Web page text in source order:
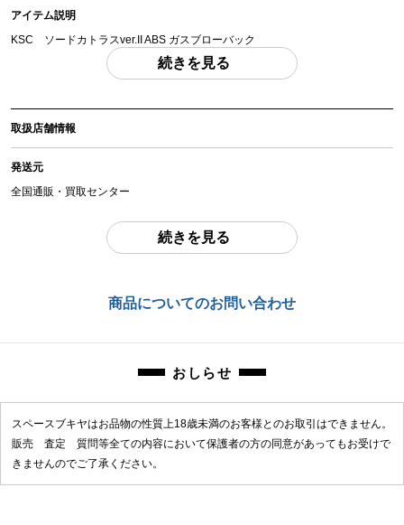
アイテム説明
KSC ソードカトラスver.II ABS ガスブローバック
「付属品」・・・ 写真に写っているものが全てです。 （撮影、運搬備品は除
アイテム状態
中古：B（使用感少な目/小キズ、ヨゴレ少々）
す。発射動作確認済み（0.2gBB弾：0.724J～85.13m/s程度）中古品で現状品
となりますので内容や状態をよくご確認の上ご検討ください。
お品物についてのご注意を必ずお読み頂き、ご同意の上でご購入下さい
chc-2605273308-ai-081542052
続きを見る
取扱店舗情報
発送元
全国通販・買取センター
東京都江戸川区中葛西6-10-14 2F
続きを見る
商品についてのお問い合わせ
おしらせ
スペースブキヤはお品物の性質上18歳未満のお客様とのお取引はできません。
販売 査定 質問等全ての内容において保護者の方の同意があってもお受けで
きませんのでご了承ください。